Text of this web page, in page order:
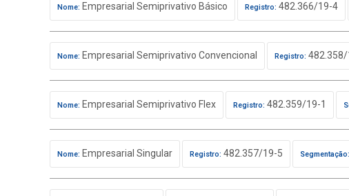
Nome: Empresarial Semiprivativo Básico Registro: 482.366/19-4
Nome: Empresarial Semiprivativo Convencional Registro:
Nome: Empresarial Semiprivativo Flex Registro: 482.359/19-1
Nome: Empresarial Singular Registro: 482.357/19-5 Segmentação: